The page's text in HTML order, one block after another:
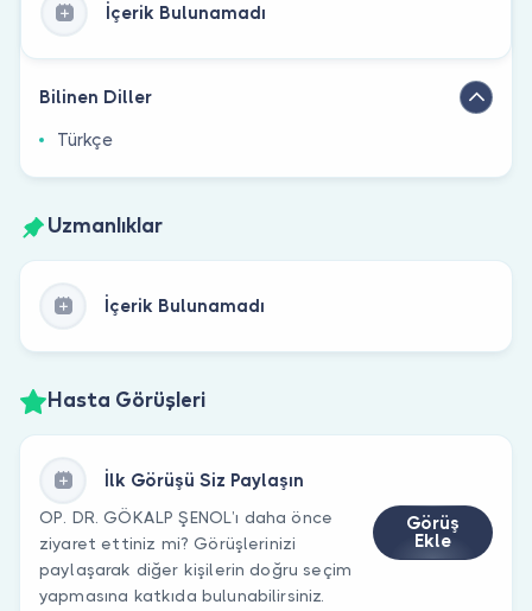
İçerik Bulunamadı
Bilinen Diller
Türkçe
Uzmanlıklar
İçerik Bulunamadı
Hasta Görüşleri
İlk Görüşü Siz Paylaşın
OP. DR. GÖKALP ŞENOL’ı daha önce
ziyaret ettiniz mi? Görüşlerinizi
paylaşarak diğer kişilerin doğru seçim
yapmasına katkıda bulunabilirsiniz.
Görüş
Ekle